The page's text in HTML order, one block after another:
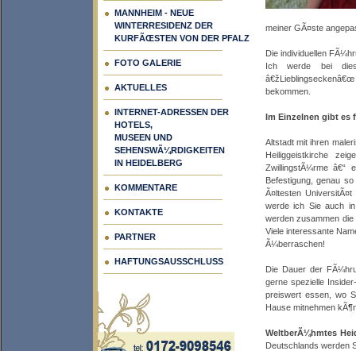
MANNHEIM - NEUE
WINTERRESIDENZ DER
KURFÃŒSTEN VON DER PFALZ
FOTO GALERIE
AKTUELLES
INTERNET-ADRESSEN DER
HOTELS,
MUSEEN UND
SEHENSWÃ¼RDIGKEITEN
IN HEIDELBERG
KOMMENTARE
KONTAKTE
PARTNER
HAFTUNGSAUSSCHLUSS
meiner GÃ¤ste
Die individuellen
Ich werde bei
bekommen.
Im Einzelnen gibt es
Altstadt mit ihren
Heiliggeistkirche
ZwillingstÃ¼rme â€“
Befestigung, genau
Ã¤ltesten
werde ich Sie auch
werden zusammen
Viele interessante
Ã¼berraschen!
Die Dauer der
gerne spezielle
preiswert essen, wo
Hause mitnehmen
WeltberÃ¼hmtes
Deutschlands werden